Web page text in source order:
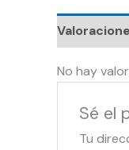
No hay
Sé el
Tu